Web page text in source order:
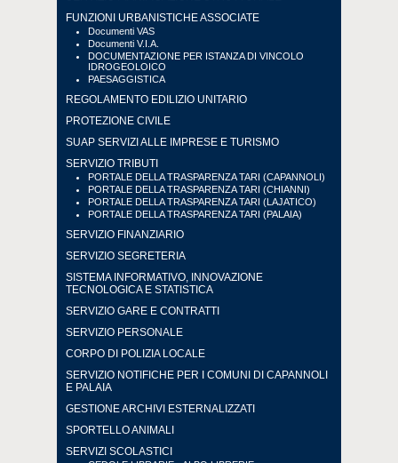
FUNZIONI URBANISTICHE ASSOCIATE
Documenti VAS
Documenti V.I.A.
DOCUMENTAZIONE PER ISTANZA DI VINCOLO
IDROGEOLOICO
PAESAGGISTICA
REGOLAMENTO EDILIZIO UNITARIO
PROTEZIONE CIVILE
SUAP SERVIZI ALLE IMPRESE E TURISMO
SERVIZIO TRIBUTI
PORTALE DELLA TRASPARENZA TARI (CAPANNOLI)
PORTALE DELLA TRASPARENZA TARI (CHIANNI)
PORTALE DELLA TRASPARENZA TARI (LAJATICO)
PORTALE DELLA TRASPARENZA TARI (PALAIA)
SERVIZIO FINANZIARIO
SERVIZIO SEGRETERIA
SISTEMA INFORMATIVO, INNOVAZIONE
TECNOLOGICA E STATISTICA
SERVIZIO GARE E CONTRATTI
SERVIZIO PERSONALE
CORPO DI POLIZIA LOCALE
SERVIZIO NOTIFICHE PER I COMUNI DI CAPANNOLI
E PALAIA
GESTIONE ARCHIVI ESTERNALIZZATI
SPORTELLO ANIMALI
SERVIZI SCOLASTICI